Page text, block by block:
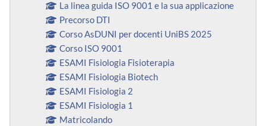
La linea guida ISO 9001 e la sua applicazione
Precorso DTI
Corso AsDUNI per docenti UniBS 2025
Corso ISO 9001
ESAMI Fisiologia Fisioterapia
ESAMI Fisiologia Biotech
ESAMI Fisiologia 2
ESAMI Fisiologia 1
Matricolando